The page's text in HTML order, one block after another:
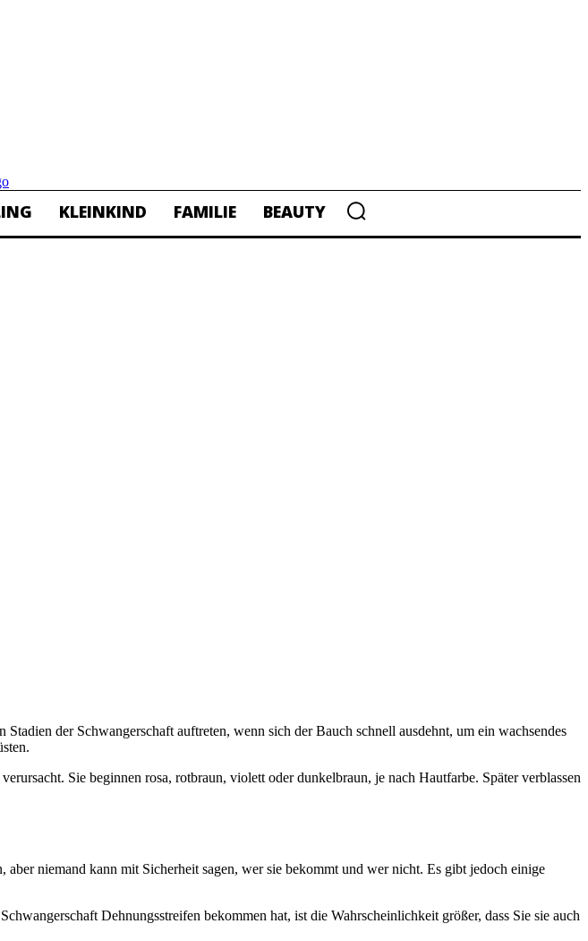
KLEINKIND FAMILIE BEAUTY
der Schwangerschaft auftreten, wenn sich der Bauch schnell ausdehnt, um ein wachsendes
Sie beginnen rosa, rotbraun, violett oder dunkelbraun, je nach Hautfarbe. Später verblassen
niemand kann mit Sicherheit sagen, wer sie bekommt und wer nicht. Es gibt jedoch einige
Dehnungsstreifen bekommen hat, ist die Wahrscheinlichkeit größer, dass Sie sie auch